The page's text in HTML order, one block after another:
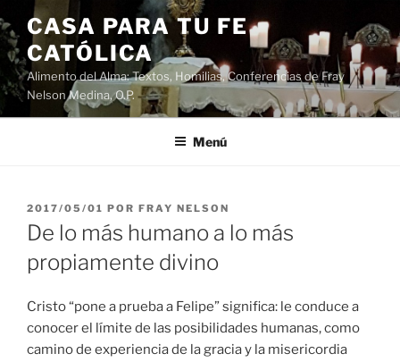
Saltar
al
contenido
CASA PARA TU FE
CATÓLICA
Alimento del Alma: Textos, Homilias, Conferencias de Fray
Nelson Medina, O.P.
Menú
PUBLICADO
EL
2017/05/01 POR FRAY NELSON
De lo más humano a lo más
propiamente divino
Cristo “pone a prueba a Felipe” significa: le conduce a
conocer el límite de las posibilidades humanas, como
camino de experiencia de la gracia y la misericordia